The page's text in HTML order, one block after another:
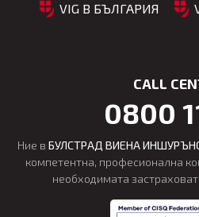
VIG В БЪЛГАРИЯ
CALL
0800
Ние в БУЛСТРАД ВИЕНА
компетентна, професионална
необходимата